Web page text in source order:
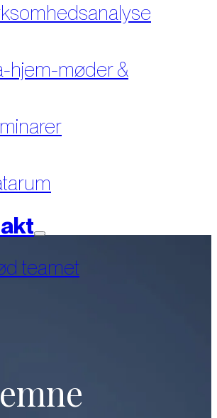
hjem-møder &
teamet